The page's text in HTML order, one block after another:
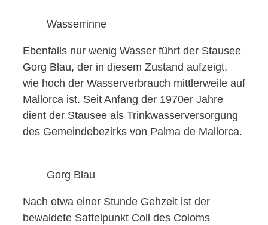
Wasserrinne
Ebenfalls nur wenig Wasser führt der Stausee
Gorg Blau, der in diesem Zustand aufzeigt,
wie hoch der Wasserverbrauch mittlerweile auf
Mallorca ist. Seit Anfang der 1970er Jahre
dient der Stausee als Trinkwasserversorgung
des Gemeindebezirks von Palma de Mallorca.
Gorg Blau
Nach etwa einer Stunde Gehzeit ist der
bewaldete Sattelpunkt Coll des Coloms